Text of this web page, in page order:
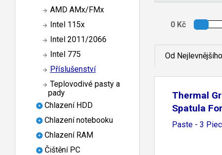
AMD AMx/FMx
Intel 115x
Intel 2011/2066
Intel 775
Příslušenství
Teplovodivé pasty a
pady
Chlazení HDD
Chlazení notebooku
Chlazení RAM
Čištění PC
Od Nejlevnějšího
Thermal
Spatula
Paste - 3